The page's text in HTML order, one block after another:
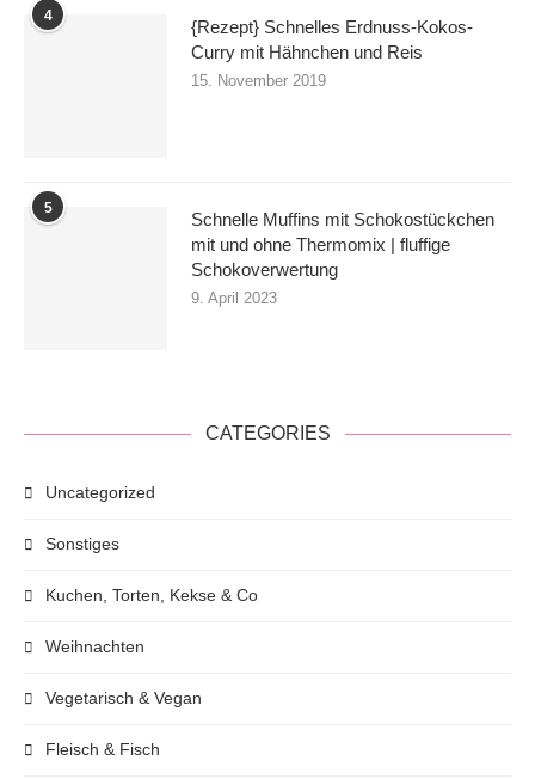
4
{Rezept} Schnelles Erdnuss-Kokos-
Curry mit Hähnchen und Reis
15. November 2019
5
Schnelle Muffins mit Schokostückchen
mit und ohne Thermomix | fluffige
Schokoverwertung
9. April 2023
CATEGORIES
Uncategorized
Sonstiges
Kuchen, Torten, Kekse & Co
Weihnachten
Vegetarisch & Vegan
Fleisch & Fisch